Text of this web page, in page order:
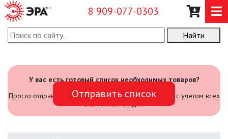
8 909-077-0303
О КОМПАНИИ
САДОВЫЙ ИНВЕНТАРЬ И
ИНСТРУМЕНТЫ
Найти
У вас есть готовый список необходимых товаров?
Просто отправьте его нам и мы посчитаем стоимость с учетом всех
возможных скидок
Отправить список